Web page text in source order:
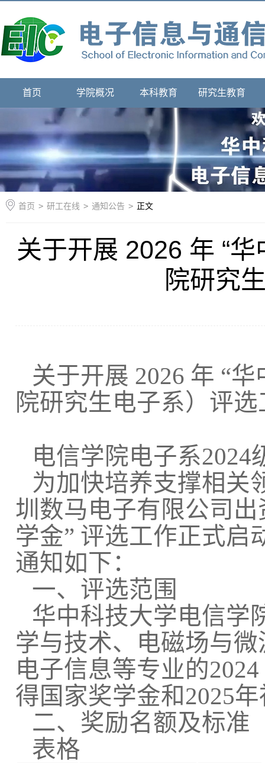
首页 学院概况 本科教育 研究生教育
首页 > 研工在线 > 通知公告 > 正文
关于开展 2026 年 “
院研究
关于开展 2026 年 “华
院研究生电子系）评
电信学院电子系2024
为加快培养支撑相关
圳数马电子有限公司
学金” 评选工作正式启
通知如下：
一、评选范围
华中科技大学电信学
学与技术、电磁场与
电子信息等专业的2024
得国家奖学金和2025
二、奖励名额及标准
表格